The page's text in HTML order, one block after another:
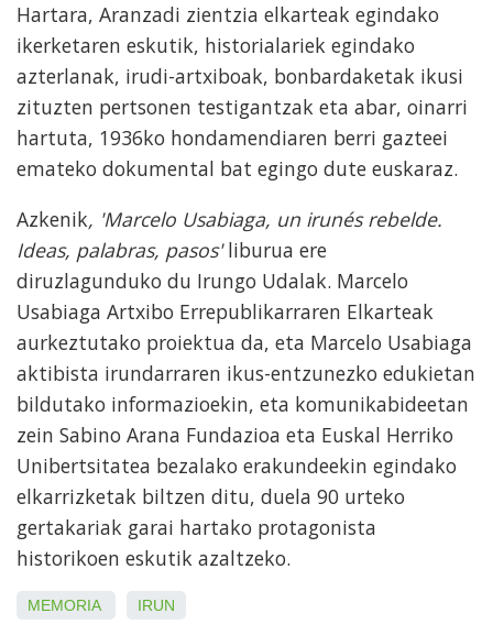
Hartara, Aranzadi zientzia elkarteak egindako
ikerketaren eskutik, historialariek egindako
azterlanak, irudi-artxiboak, bonbardaketak ikusi
zituzten pertsonen testigantzak eta abar, oinarri
hartuta, 1936ko hondamendiaren berri gazteei
emateko dokumental bat egingo dute euskaraz.
Azkenik, 'Marcelo Usabiaga, un irunés rebelde.
Ideas, palabras, pasos'liburua ere
diruzlagunduko du Irungo Udalak. Marcelo
Usabiaga Artxibo Errepublikarraren Elkarteak
aurkeztutako proiektua da, eta Marcelo Usabiaga
aktibista irundarraren ikus-entzunezko edukietan
bildutako informazioekin, eta komunikabideetan
zein Sabino Arana Fundazioa eta Euskal Herriko
Unibertsitatea bezalako erakundeekin egindako
elkarrizketak biltzen ditu, duela 90 urteko
gertakariak garai hartako protagonista
historikoen eskutik azaltzeko.
MEMORIA IRUN